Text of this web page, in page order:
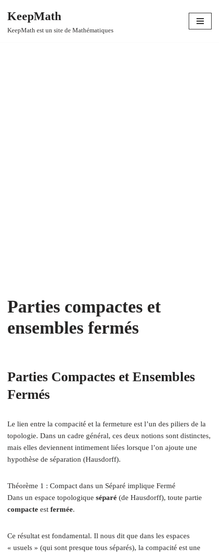
Aller
KeepMath
KeepMath est un site de Mathématiques
Parties compactes et
ensembles fermés
Parties Compactes et Ensembles
Fermés
Le lien entre la compacité et la fermeture est l’un des piliers de la
topologie. Dans un cadre général, ces deux notions sont distinctes,
mais elles deviennent intimement liées lorsque l’on ajoute une
hypothèse de séparation (Hausdorff).
Théorème 1 : Compact dans un Séparé implique Fermé
Dans un espace topologique séparé (de Hausdorff), toute partie
compacte est fermée.
Ce résultat est fondamental. Il nous dit que dans les espaces
« usuels » (qui sont presque tous séparés), la compacité est une